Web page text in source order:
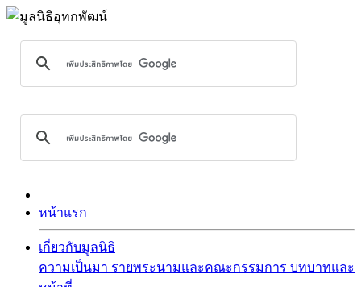
หน้าแรก
เกี่ยวกับมูลนิธิ
ความเป็นมา รายพระนามและคณะกรรมการ บทบาทและ